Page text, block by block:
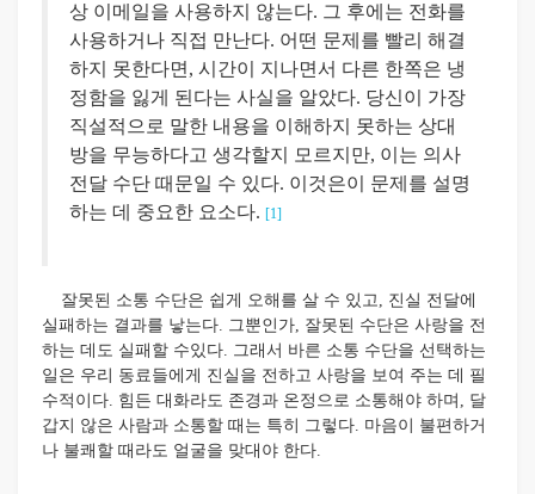
상 이메일을 사용하지 않는다. 그 후에는 전화를
사용하거나 직접 만난다. 어떤 문제를 빨리 해결
하지 못한다면, 시간이 지나면서 다른 한쪽은 냉
정함을 잃게 된다는 사실을 알았다. 당신이 가장
직설적으로 말한 내용을 이해하지 못하는 상대
방을 무능하다고 생각할지 모르지만, 이는 의사
전달 수단 때문일 수 있다. 이것은이 문제를 설명
하는 데 중요한 요소다. [1]
잘못된 소통 수단은 쉽게 오해를 살 수 있고, 진실 전달에
실패하는 결과를 낳는다. 그뿐인가, 잘못된 수단은 사랑을 전
하는 데도 실패할 수있다. 그래서 바른 소통 수단을 선택하는
일은 우리 동료들에게 진실을 전하고 사랑을 보여 주는 데 필
수적이다. 힘든 대화라도 존경과 온정으로 소통해야 하며, 달
갑지 않은 사람과 소통할 때는 특히 그렇다. 마음이 불편하거
나 불쾌할 때라도 얼굴을 맞대야 한다.